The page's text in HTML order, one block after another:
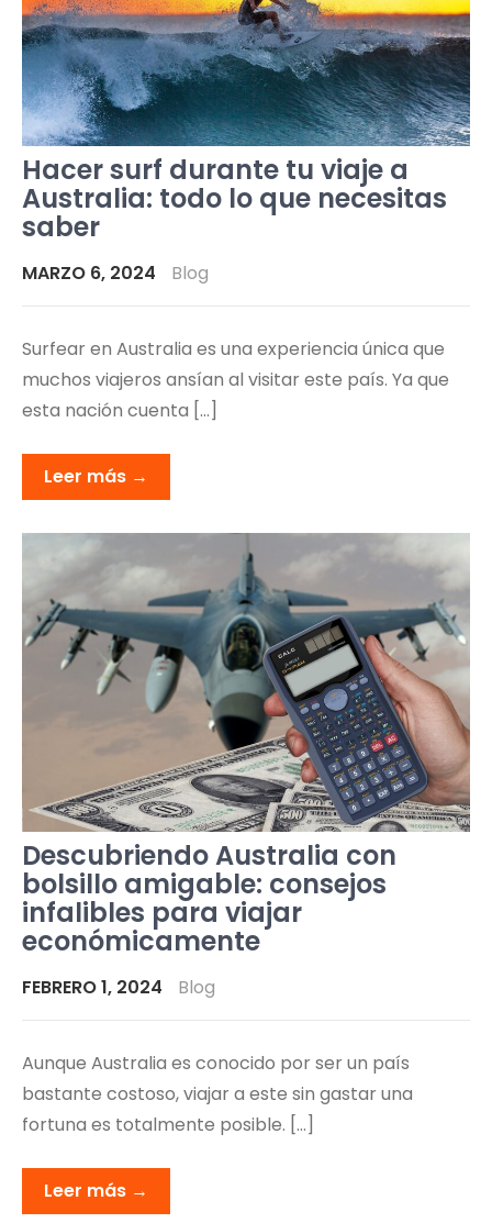
Hacer surf durante tu viaje a
Australia: todo lo que necesitas
saber
MARZO 6, 2024 Blog
Surfear en Australia es una experiencia única que
muchos viajeros ansían al visitar este país. Ya que
esta nación cuenta […]
Leer más →
Descubriendo Australia con
bolsillo amigable: consejos
infalibles para viajar
económicamente
FEBRERO 1, 2024 Blog
Aunque Australia es conocido por ser un país
bastante costoso, viajar a este sin gastar una
fortuna es totalmente posible. […]
Leer más →